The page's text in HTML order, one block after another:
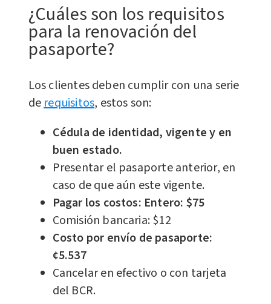
¿Cuáles son los requisitos
para la renovación del
pasaporte?
Los clientes deben cumplir con una serie
derequisitos, estos son:
Cédula de identidad, vigente y en
buen estado.
Presentar el pasaporte anterior, en
caso de que aún este vigente.
Pagar los costos: Entero: $75
Comisión bancaria: $12
Costo por envío de pasaporte:
¢5.537
Cancelar en efectivo o con tarjeta
del BCR.